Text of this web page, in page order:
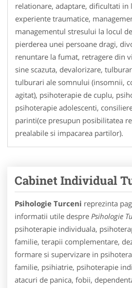
relationare, adaptare, dificultati in
experiente traumatice,
managementul stresului la locul
pierderea unei persoane dragi,
renuntare la fumat, retragere din
sine scazuta, devalorizare,
tulburari ale somnului (insomnii,
agitat), psihoterapie de cuplu,
psihoterapie adolescenti,
parinti(ce presupun posibilitatea
prealabile si impacarea partilor).
Cabinet Individual
Psihologie Turceni reprezinta
informatii utile despre Psihologie
psihoterapie individuala,
familie, terapii complementare,
formare si supervizare in
familie, psihiatrie, psihoterapie
atacuri de panica, fobii,